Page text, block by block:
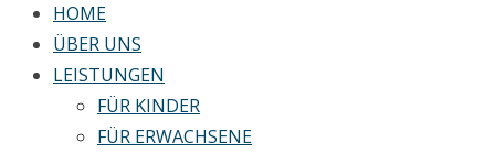
HOME
ÜBER UNS
LEISTUNGEN
FÜR KINDER
FÜR ERWACHSENE